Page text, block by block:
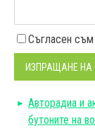
Съгласен
ИЗПРАЩАНЕ НА
Авторадиa и
бутоните на